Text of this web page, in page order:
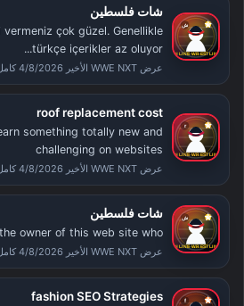
شات فلسطين
vermeniz çok güzel. Genellikle
türkçe içerikler az oluyor...
عرض WWE NXT الأخير 4/8/2026 كامل مترجم
roof replacement cost
something totally new and
challenging on websites
عرض WWE NXT الأخير 4/8/2026 كامل مترجم
شات فلسطين
owner of this web site who...
عرض WWE NXT الأخير 4/8/2026 كامل مترجم
fashion SEO Strategies